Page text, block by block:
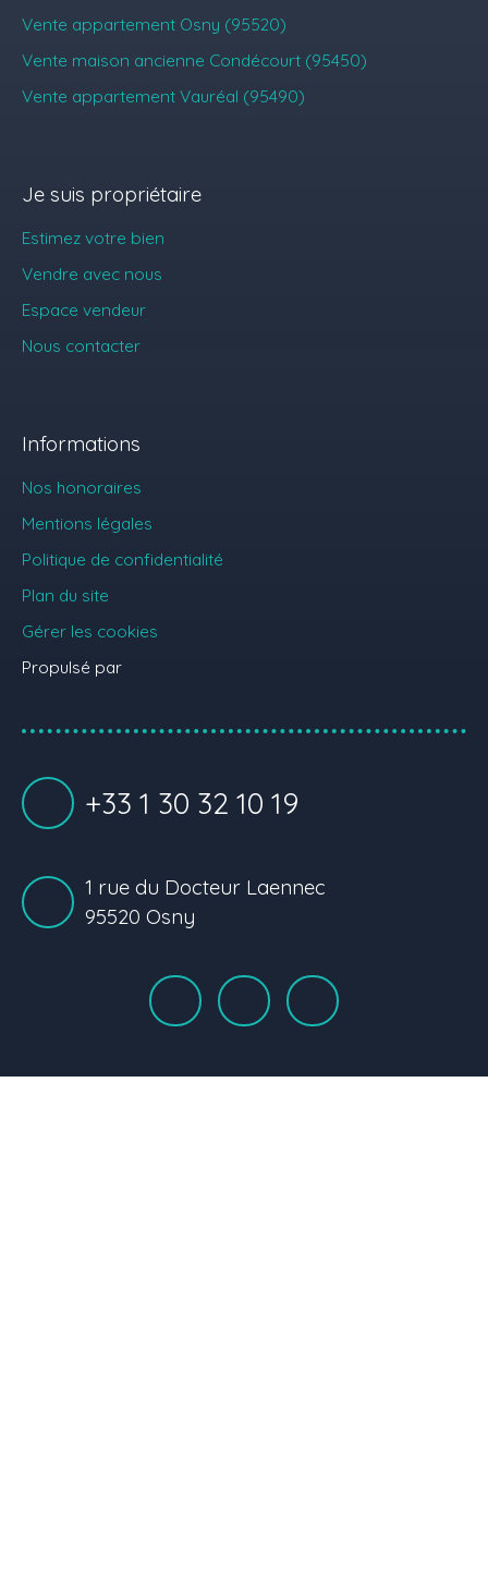
Vente appartement Osny (95520)
Vente maison ancienne Condécourt (95450)
Vente appartement Vauréal (95490)
Je suis propriétaire
Estimez votre bien
Vendre avec nous
Espace vendeur
Nous contacter
Informations
Nos honoraires
Mentions légales
Politique de confidentialité
Plan du site
Gérer les cookies
Propulsé par
+33 1 30 32 10 19
1 rue du Docteur Laennec
95520 Osny